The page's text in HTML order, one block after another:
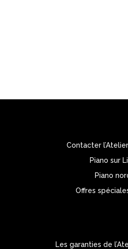
Contacter
Piano sur
Piano
Offres
Les garanties de